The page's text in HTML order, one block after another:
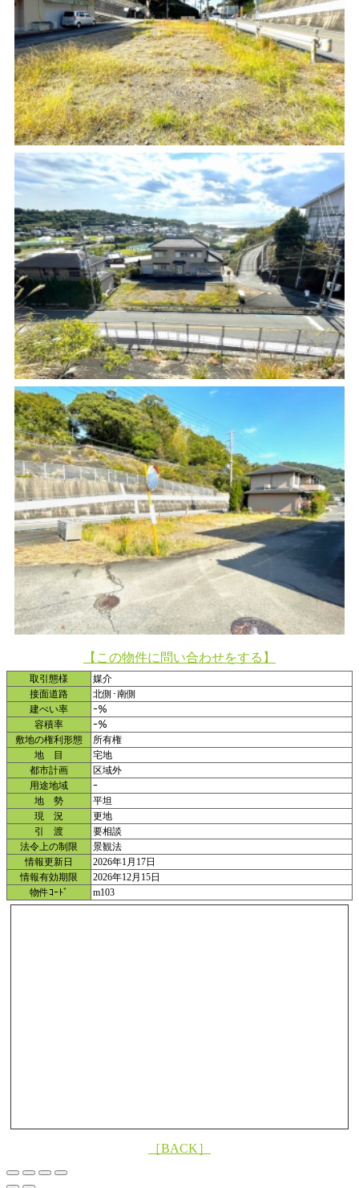
【この物件に問い合わせをする】
取引態様
媒介
接面道路
北側･南側
建ぺい率
ｰ％
容積率
ｰ％
敷地の権利形態
所有権
地 目
宅地
都市計画
区域外
用途地域
ｰ
地 勢
平坦
現 況
更地
引 渡
要相談
法令上の制限
景観法
情報更新日
2026年1月17日
情報有効期限
2026年12月15日
物件ｺｰﾄﾞ
m103
［BACK］